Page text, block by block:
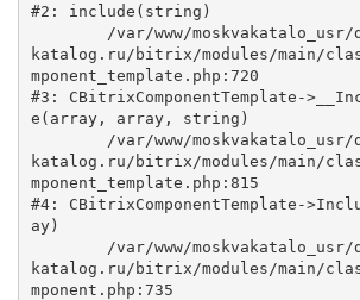
#2: include(string)
katalog.ru/bitrix/modules/main/
mponent_template.php:720
#3: CBitrixComponentTemplate-
e(array, array, string)
katalog.ru/bitrix/modules/main/
mponent_template.php:815
#4: CBitrixComponentTemplate-
ay)
katalog.ru/bitrix/modules/main/
mponent.php:735